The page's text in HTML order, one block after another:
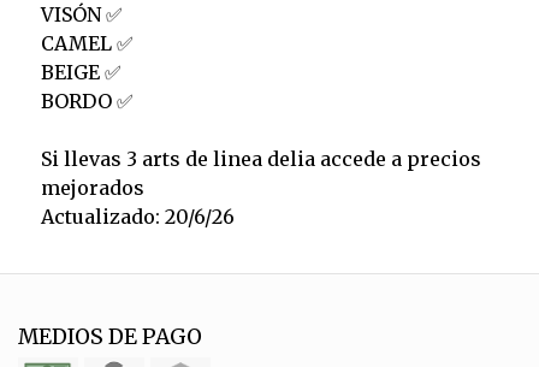
VISÓN ✅️
CAMEL ✅️
BEIGE ✅️
BORDO ✅️
Si llevas 3 arts de linea delia accede a precios
mejorados
Actualizado: 20/6/26
MEDIOS DE PAGO